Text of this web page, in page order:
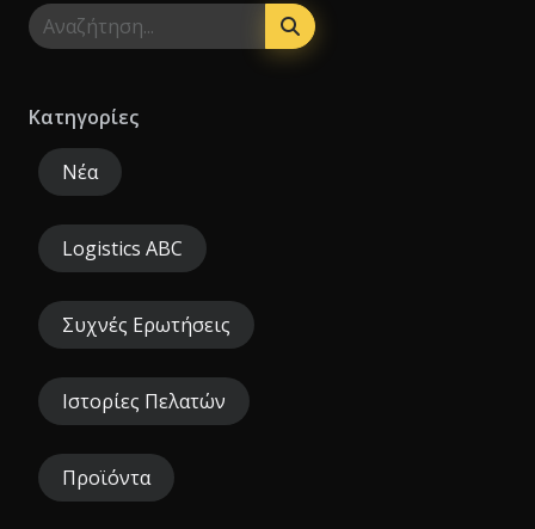
Κατηγορίες
Νέα
Logistics ABC
Συχνές Ερωτήσεις
Ιστορίες Πελατών
Προϊόντα